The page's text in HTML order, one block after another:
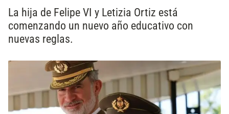
La hija de Felipe VI y Letizia Ortiz está
comenzando un nuevo año educativo con
nuevas reglas.